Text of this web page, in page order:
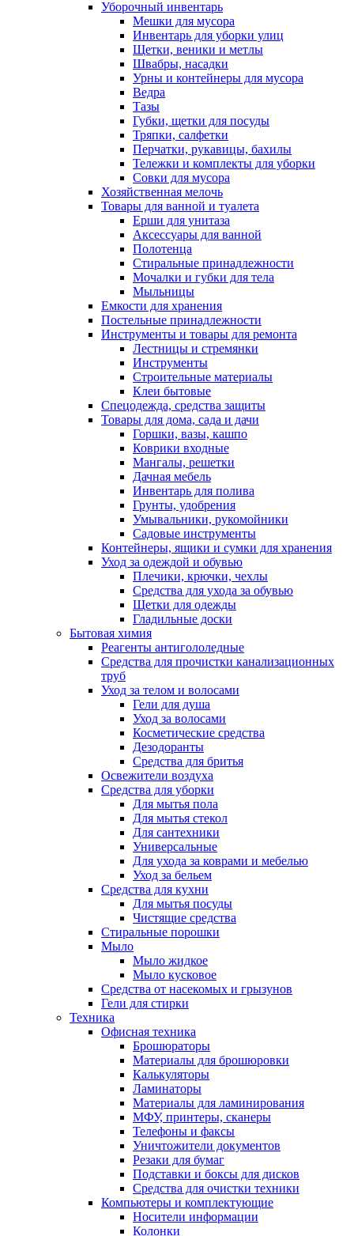
Уборочный инвентарь
Мешки для мусора
Инвентарь для уборки улиц
Щетки, веники и метлы
Швабры, насадки
Урны и контейнеры для мусора
Ведра
Тазы
Губки, щетки для посуды
Тряпки, салфетки
Перчатки, рукавицы, бахилы
Тележки и комплекты для уборки
Совки для мусора
Хозяйственная мелочь
Товары для ванной и туалета
Ерши для унитаза
Аксессуары для ванной
Полотенца
Стиральные принадлежности
Мочалки и губки для тела
Мыльницы
Емкости для хранения
Постельные принадлежности
Инструменты и товары для ремонта
Лестницы и стремянки
Инструменты
Строительные материалы
Клеи бытовые
Спецодежда, средства защиты
Товары для дома, сада и дачи
Горшки, вазы, кашпо
Коврики входные
Мангалы, решетки
Дачная мебель
Инвентарь для полива
Грунты, удобрения
Умывальники, рукомойники
Садовые инструменты
Контейнеры, ящики и сумки для хранения
Уход за одеждой и обувью
Плечики, крючки, чехлы
Средства для ухода за обувью
Щетки для одежды
Гладильные доски
Бытовая химия
Реагенты антигололедные
Средства для прочистки канализационных
труб
Уход за телом и волосами
Гели для душа
Уход за волосами
Косметические средства
Дезодоранты
Средства для бритья
Освежители воздуха
Средства для уборки
Для мытья пола
Для мытья стекол
Для сантехники
Универсальные
Для ухода за коврами и мебелью
Уход за бельем
Средства для кухни
Для мытья посуды
Чистящие средства
Стиральные порошки
Мыло
Мыло жидкое
Мыло кусковое
Средства от насекомых и грызунов
Гели для стирки
Техника
Офисная техника
Брошюраторы
Материалы для брошюровки
Калькуляторы
Ламинаторы
Материалы для ламинирования
МФУ, принтеры, сканеры
Телефоны и факсы
Уничтожители документов
Резаки для бумаг
Подставки и боксы для дисков
Средства для очистки техники
Компьютеры и комплектующие
Носители информации
Колонки